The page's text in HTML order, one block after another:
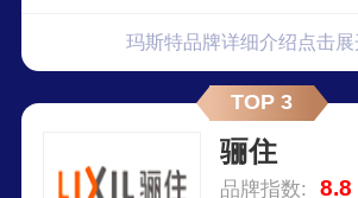
玛斯特品牌详细介绍点击展
TOP 3
骊住
品牌指数: 8.8